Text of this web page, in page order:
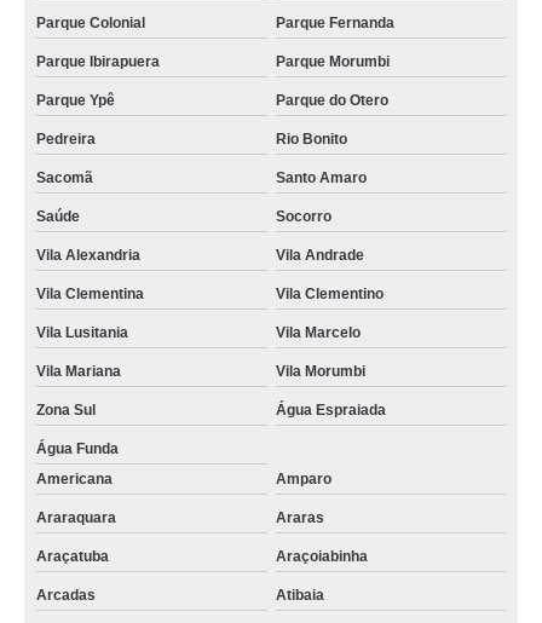
Parque Colonial Parque Fernanda
Parque Ibirapuera Parque Morumbi
Parque Ypê Parque do Otero
Pedreira Rio Bonito
Sacomã Santo Amaro
Saúde Socorro
Vila Alexandria Vila Andrade
Vila Clementina Vila Clementino
Vila Lusitania Vila Marcelo
Vila Mariana Vila Morumbi
Zona Sul Água Espraiada
Água Funda
Americana
Amparo
Araraquara Araras
Araçatuba Araçoiabinha
Arcadas Atibaia